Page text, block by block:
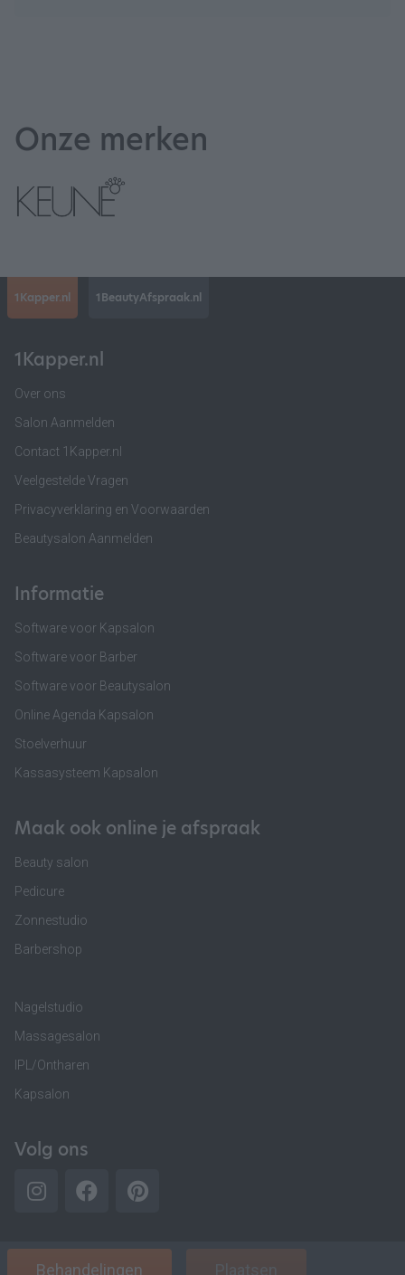
Onze merken
1Kapper.nl 1BeautyAfspraak.nl
1Kapper.nl
Over ons
Salon Aanmelden
Contact 1Kapper.nl
Veelgestelde Vragen
Privacyverklaring en Voorwaarden
Beautysalon Aanmelden
Informatie
Software voor Kapsalon
Software voor Barber
Software voor Beautysalon
Online Agenda Kapsalon
Stoelverhuur
Kassasysteem Kapsalon
Maak ook online je afspraak
Beauty salon
Pedicure
Zonnestudio
Barbershop
Nagelstudio
Massagesalon
IPL/Ontharen
Kapsalon
Volg ons
Behandelingen Plaatsen